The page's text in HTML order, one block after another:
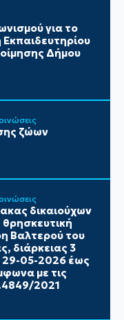
για το
Δήμου
ζώων
δικαιούχων
Βαλτερού του
διάρκειας 3
29-05-2026 έως
με τις
2021